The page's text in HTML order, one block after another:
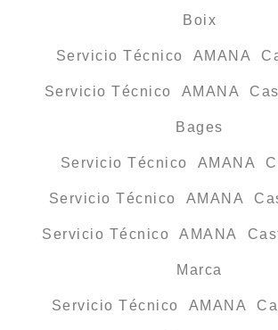
Boix
Servicio Técnico AMANA
Servicio Técnico AMANA
Bages
Servicio Técnico AMANA
Servicio Técnico AMANA
Servicio Técnico AMANA
Marca
Servicio Técnico AMANA